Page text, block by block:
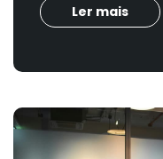
Ler mais